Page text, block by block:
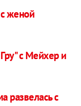
женой
с Мейхер и
развелась с